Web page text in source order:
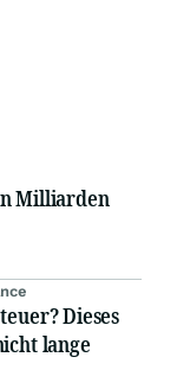
Milliarden
Dieses
lange